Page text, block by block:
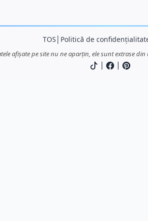
TOS Politică de
afișate pe site nu ne aparțin, ele sunt extrase din
| |